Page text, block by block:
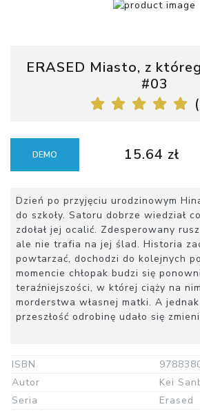
ERASED Miasto, z
#03
(
DEMO 15.64 zł
Dzień po przyjęciu urodzinowym
do szkoły. Satoru dobrze wiedział
zdołał jej ocalić. Zdesperowany
ale nie trafia na jej ślad. Historia
powtarzać, dochodzi do kolejnych
momencie chłopak budzi się
teraźniejszości, w której ciąży na
morderstwa własnej matki. A
przeszłość odrobinę udało się
ISBN
Autor
Kei
Seria
Erased